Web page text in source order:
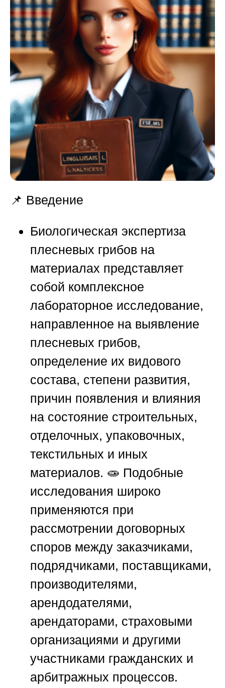
📌 Введение
Биологическая экспертиза
плесневых грибов на
материалах представляет
собой комплексное
лабораторное исследование,
направленное на выявление
плесневых грибов,
определение их видового
состава, степени развития,
причин появления и влияния
на состояние строительных,
отделочных, упаковочных,
текстильных и иных
материалов. 🧫 Подобные
исследования широко
применяются при
рассмотрении договорных
споров между заказчиками,
подрядчиками, поставщиками,
производителями,
арендодателями,
арендаторами, страховыми
организациями и другими
участниками гражданских и
арбитражных процессов.